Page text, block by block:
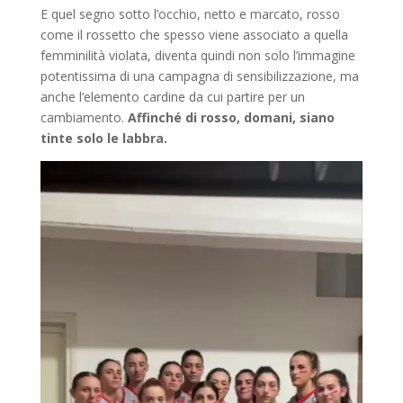
E quel segno sotto l’occhio, netto e marcato, rosso
come il rossetto che spesso viene associato a quella
femminilità violata, diventa quindi non solo l’immagine
potentissima di una campagna di sensibilizzazione, ma
anche l’elemento cardine da cui partire per un
cambiamento. Affinché di rosso, domani, siano
tinte solo le labbra.